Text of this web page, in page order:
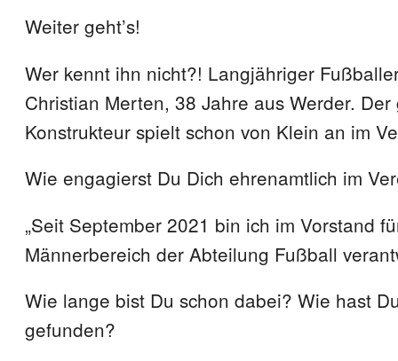
Weiter geht’s!
Wer kennt ihn nicht?! Langjähriger
Christian Merten, 38 Jahre aus Werder.
Konstrukteur spielt schon von Klein an im
Wie engagierst Du Dich ehrenamtlich im
„Seit September 2021 bin ich im Vorstand
Männerbereich der Abteilung Fußball
Wie lange bist Du schon dabei? Wie hast
gefunden?